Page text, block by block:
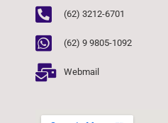
(62) 3212-6701
(62) 9 9805-1092
Webmail